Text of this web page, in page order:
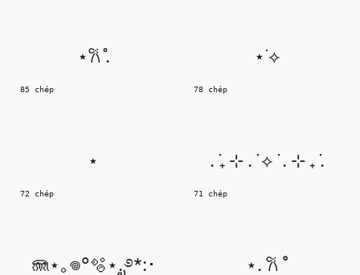
85 chép
⋆𐙚 ̊.
78 chép
⋆˙⟡
72 chép
⋆
71 chép
. ݁₊ ⊹ . ݁ ⟡ ݁ . ⊹ ₊ ݁.
🪼⋆｡𖦹°🫧⋆.ೃ࿔*:･ ⋆. 𐙚 ˚